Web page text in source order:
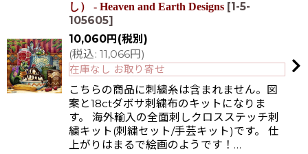
し） - Heaven and Earth Designs [1-5-
105605]
10,060円 (税別)
(税込: 11,066円 )
在庫なし お取り寄せ
こちらの商品に刺繍糸は含まれません。図
案と18ctダボサ刺繍布のキットになりま
す。 海外輸入の全面刺しクロスステッチ刺
繍キット(刺繍セット/手芸キット)です。 仕
上がりはまるで絵画のようです！…